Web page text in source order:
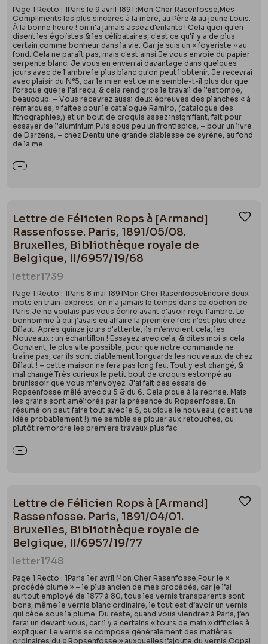
Page 1 Recto : 1Paris le 9 avril 1891 :Mon Cher Rasenfosse,Mes
Compliments les plus sincères à la mère, au Père & au jeune Louis.
À la bonne heure ! on n'a jamais assez d'enfants ! Cela quoi qu'en
disent les égoïstes & les célibataires, c'est ce qu'il y a de plus
certain comme bonheur dans la vie. Car je suis un « foyeriste » au
fond. Cela ne paraît pas, mais c'est ainsi.Je vous envoie du papier
serpente blanc. Je vous en enverrai davantage dans quelques
jours avec de l'ambre le plus blanc qu'on peut l'obtenir. Je recevrai
avec plaisir du N°5, car le mien est ce me semble-t-il plus dur que
l'orsque que je l'ai reçu, & cela rend gros le travail de l'estompe,
beaucoup. – Vous recevrez aussi deux épreuves des planches « à
remarques, » faites pour le catalogue Ramiro, (catalogue des
lithographies,) et un bout de croquis assez insignifiant, fait pour
essayer de l'aluminium.Puis sous peu un frontispice, – pour un livre
de Darzens, – chez Dentu une grande diablesse de syrène, au fond
de la me
Lettre de Félicien Rops à [Armand]
Rassenfosse. Paris, 1891/05/08.
Bruxelles, Bibliothèque royale de
Belgique, II/6957/19/68
letter1739
Page 1 Recto : 1Paris 8 mai 1891Mon Cher RasenfosseEncore deux
mots en train-express. on n'a jamais le temps dans ce cochon de
Paris.Je ne voulais pas vous écrire avant d'avoir reçu l'ambre. Le
bonhomme à qui j'avais eu affaire la première fois n'est plus chez
Billaut. Après quinze jours d'attente, ils m'envoient cela, les
Nouveaux : un échantillon ! Essayez avec cela, & dites moi si cela
Convient, le plus vite possible, pour que notre commande ne
traîne pas, car ils sont diablement longuards les nouveaux de chez
Billaut ! – cette maison ne fera pas long feu. Tout y est changé, &
mal changé.Très curieux le petit bout de croquis estompé au
brunissoir que vous m'envoyez. J'ai fait des essais de
Ropsenfosse mêlé avec du 5 & du 6. Cela pique à la reprise. Mais
les grains sont améliorés par la présence du Ropsenfosse. En
résumé on peut faire tout avec le 5, quoique le nouveau, (c'est une
idée probablement !) me semble se piquer aux retouches, ou
plutôt remordre les premiers travaux plus fac
Lettre de Félicien Rops à [Armand]
Rassenfosse. Paris, 1891/04/01.
Bruxelles, Bibliothèque royale de
Belgique, II/6957/19/77
letter1748
Page 1 Recto : 1Paris 1er avril.Mon Cher Rasenfosse,Pour le «
procédé plume » – le plus ancien de mes procédés, car je l’ai
surtout employé de 1877 à 80, tous les vernis transparents sont
bons, même le vernis blanc ordinaire, le tout est d’avoir un vernis
qui cède sous la plume. Du reste, quand vous viendrez à Paris, j’en
ferai un devant vous, car il y a certains « tours de main » difficiles à
expliquer. Le vernis se compose généralement des matières
ordinaires du « Ropsenfosse » auxquelles j’ajoute du vernis Copal